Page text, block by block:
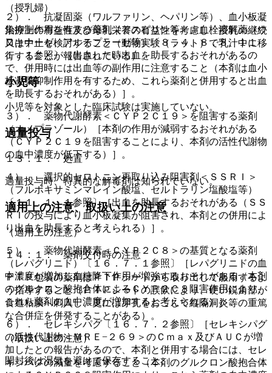
（授乳婦）
治療上の有益性及び母乳栄養の有益性を考慮し、授乳の継続
又は中止を検討すること（動物実験（ラット）で乳汁中に移
行することが報告されている）。
小児等
小児等を対象とした臨床試験は実施していない。
過量投与
１３．１． 処置
過量投与時、特異的な解毒剤は知られていない。
適用上の注意、取扱い上の注意
（適用上の注意）
１４．１． 薬剤交付時の注意
ＰＴＰ包装の薬剤はＰＴＰシートから取り出して服用するよ
う指導すること（ＰＴＰシートの誤飲により、硬い鋭角部が
食道粘膜へ刺入し、更には穿孔をおこして縦隔洞炎等の重篤
な合併症を併発することがある）。
（取扱い上の注意）
開封後は湿気を避けて保存すること。
２）． 抗凝固薬（ワルファリン、ヘパリン等）、血小板凝
集抑制作用を有する薬剤（アスピリン等）、血栓溶解薬（ウ
ロキナーゼ、アルテプラーゼ等）〔８．４、８．８、１１．
１．１参照〕［出血した時出血を助長するおそれがあるの
で、併用時には出血等の副作用に注意すること（本剤は血小
板凝集抑制作用を有するため、これら薬剤と併用すると出血
を助長するおそれがある）］。
３）． 薬物代謝酵素＜ＣＹＰ２Ｃ１９＞を阻害する薬剤
（オメプラゾール）［本剤の作用が減弱するおそれがある
（ＣＹＰ２Ｃ１９を阻害することにより、本剤の活性代謝物
の血中濃度が低下する）］。
４）． 選択的セロトニン再取り込み阻害剤＜ＳＳＲＩ＞
（フルボキサミンマレイン酸塩、セルトラリン塩酸塩等）
〔１１．１．１参照〕［出血を助長するおそれがある（ＳＳ
ＲＩの投与により血小板凝集が阻害され、本剤との併用によ
り出血を助長すると考えられる）］。
５）． 薬物代謝酵素＜ＣＹＰ２Ｃ８＞の基質となる薬剤
（レパグリニド）〔１６．７．１参照〕［レパグリニドの血
中濃度が増加し血糖降下作用が増強するおそれがある（本剤
のグルクロン酸抱合体によるＣＹＰ２Ｃ８阻害作用により、
これら薬剤の血中濃度が増加すると考えられる）］。
６）． セレキシパグ〔１６．７．２参照〕［セレキシパグ
の活性代謝物＜ＭＲＥ−２６９＞のＣｍａｘ及びＡＵＣが増
加したとの報告があるので、本剤と併用する場合には、セレ
キシパグの減量を考慮すること（本剤のグルクロン酸抱合体